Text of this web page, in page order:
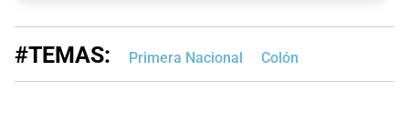
#TEMAS: Primera Nacional Colón